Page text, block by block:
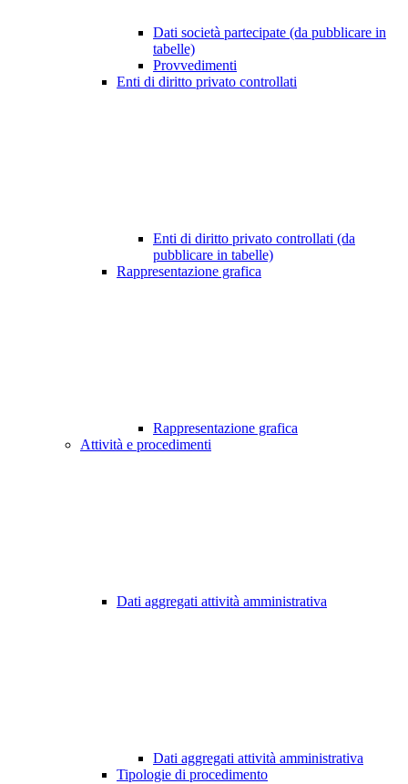
Dati società partecipate (da pubblicare in
tabelle)
Provvedimenti
Enti di diritto privato controllati
Enti di diritto privato controllati (da
pubblicare in tabelle)
Rappresentazione grafica
Rappresentazione grafica
Attività e procedimenti
Dati aggregati attività amministrativa
Dati aggregati attività amministrativa
Tipologie di procedimento